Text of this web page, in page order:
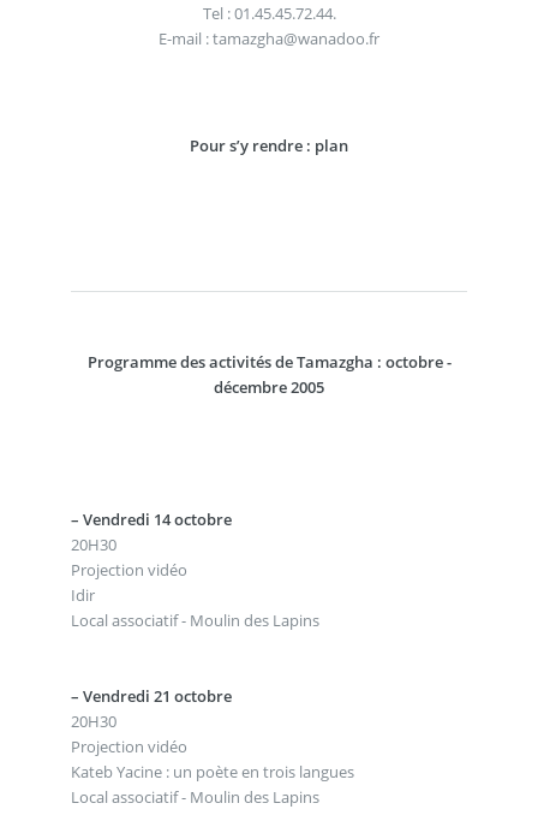
Tel : 01.45.45.72.44.
E-mail : tamazgha@wanadoo.fr
Pour s’y rendre : plan
Programme des activités de Tamazgha : octobre -
décembre 2005
– Vendredi 14 octobre
20H30
Projection vidéo
Idir
Local associatif - Moulin des Lapins
– Vendredi 21 octobre
20H30
Projection vidéo
Kateb Yacine : un poète en trois langues
Local associatif - Moulin des Lapins